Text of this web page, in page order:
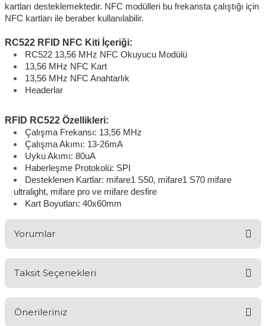
kartları desteklemektedir. NFC modülleri bu frekansta çalıştığı için
NFC kartları ile beraber kullanılabilir.
RC522 RFID NFC Kiti İçeriği:
RC522 13,56 MHz NFC Okuyucu Modülü
13,56 MHz NFC Kart
13,56 MHz NFC Anahtarlık
Headerlar
RFID RC522 Özellikleri:
Çalışma Frekansı: 13,56 MHz
Çalışma Akımı: 13-26mA
Uyku Akımı: 80uA
Haberleşme Protokolü: SPI
Desteklenen Kartlar: mifare1 S50, mifare1 S70 mifare
ultralight, mifare pro ve mifare desfire
Kart Boyutları: 40x60mm
Yorumlar
Taksit Seçenekleri
Önerileriniz